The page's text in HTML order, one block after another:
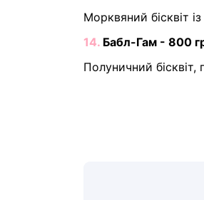
Морквяний бісквіт
14. Бабл-Гам - 800
Полуничний